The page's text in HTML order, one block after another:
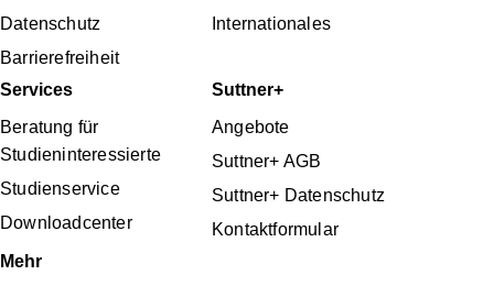
Datenschutz
Barrierefreiheit
Internationales
Services
Beratung für
Studieninteressierte
Studienservice
Downloadcenter
Suttner+
Angebote
Suttner+ AGB
Suttner+ Datenschutz
Kontaktformular
Mehr